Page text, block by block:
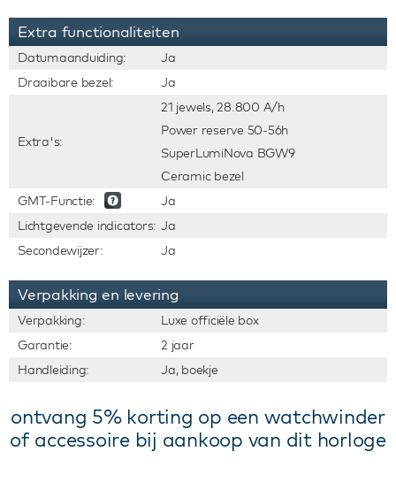
Extra functionaliteiten
Datumaanduiding:
Ja
Draaibare bezel:
Ja
Extra's:
21 jewels, 28.800 A/h
Power reserve 50-56h
SuperLumiNova BGW9
Ceramic bezel
GMT-Functie:
Ja
Lichtgevende indicators: Ja
Secondewijzer:
Ja
Verpakking en levering
Verpakking:
Luxe officiële box
Garantie:
2 jaar
Handleiding:
Ja, boekje
ontvang 5% korting op een watchwinder
of accessoire bij aankoop van dit horloge